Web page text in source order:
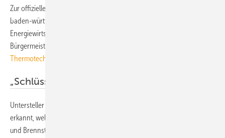
Zur offiziellen Inbetriebnahme sind unter anderem Franz Untersteller,
baden-württembergischer Landesminister für Umwelt, Klima und
Energiewirtschaft, Andreas Schwarz, MdL, und Armin Elbl,
Bürgermeister von Wernau, der Einladung von
Thermotechnik
„Schlüsseltechnologie für den Klimaschutz“
Untersteller während der Veranstaltung: „Man sieht: Bosch hat
erkannt, welch riesiges ökonomisches Potenzial mit der Wasserstoff-
und Brennstoffzellentechnologie verbunden ist, sowohl im